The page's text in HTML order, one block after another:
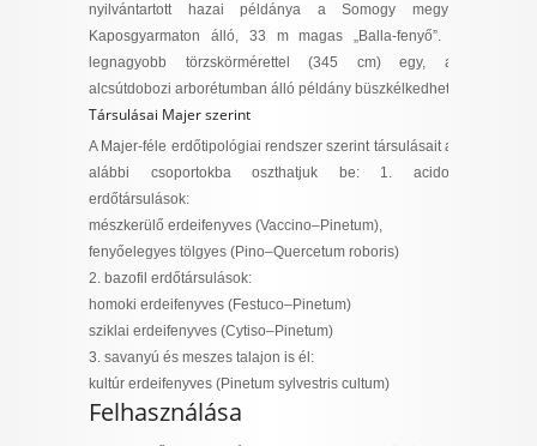
nyilvántartott hazai példánya a Somogy megyei
Kaposgyarmaton álló, 33 m magas „Balla-fenyő”. A
legnagyobb törzskörmérettel (345 cm) egy, az
alcsútdobozi arborétumban álló példány büszkélkedhet.
Társulásai Majer szerint
A Majer-féle erdőtipológiai rendszer szerint társulásait az
alábbi csoportokba oszthatjuk be: 1. acidofil
erdőtársulások:
mészkerülő erdeifenyves (Vaccino–Pinetum),
fenyőelegyes tölgyes (Pino–Quercetum roboris)
2. bazofil erdőtársulások:
homoki erdeifenyves (Festuco–Pinetum)
sziklai erdeifenyves (Cytiso–Pinetum)
3. savanyú és meszes talajon is él:
kultúr erdeifenyves (Pinetum sylvestris cultum)
Felhasználása